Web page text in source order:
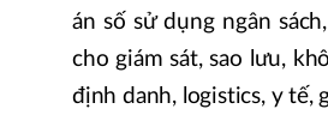
án số sử dụng ngân
cho giám sát, sao lưu,
định danh, logistics, y tế,